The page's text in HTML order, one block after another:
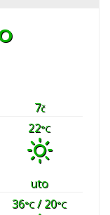
7č
22°C
uto
36°C/ 20°C